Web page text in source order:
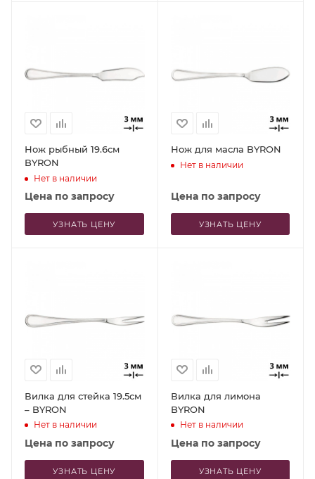
Нож рыбный 19.6см
BYRON
Нет в наличии
Цена по запросу
УЗНАТЬ ЦЕНУ
Нож для масла BYRON
Нет в наличии
Цена по запросу
УЗНАТЬ ЦЕНУ
Вилка для стейка 19.5см
– BYRON
Нет в наличии
Цена по запросу
УЗНАТЬ ЦЕНУ
Вилка для лимона
BYRON
Нет в наличии
Цена по запросу
УЗНАТЬ ЦЕНУ